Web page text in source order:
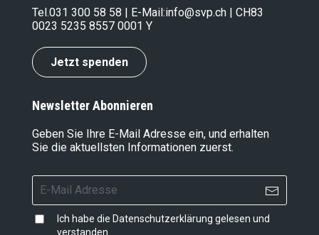
Tel.031 300 58 58 | E-Mail:info@svp.ch | CH83
0023 5235 8557 0001 Y
Jetzt spenden
Newsletter Abonnieren
Geben Sie Ihre E-Mail Adresse ein, und erhalten
Sie die aktuellsten Informationen zuerst.
Ich habe die Datenschutzerklärung gelesen und
verstanden.